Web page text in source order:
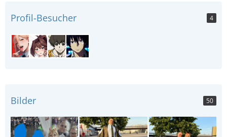
Profil-Besucher 4
Bilder 50